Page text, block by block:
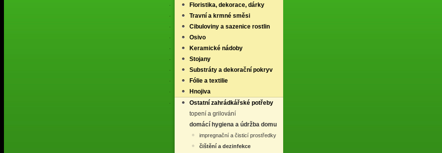
Floristika, dekorace, dárky
Travní a krmné směsi
Cibuloviny a sazenice rostlin
Osivo
Keramické nádoby
Stojany
Substráty a dekorační pokryv
Fólie a textilie
Hnojiva
Ostatní zahrádkářské potřeby
topení a grilování
domácí hygiena a údržba domu
impregnační a čisticí prostředky
čištění a dezinfekce